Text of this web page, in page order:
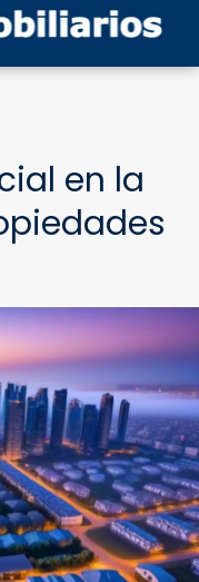
en la